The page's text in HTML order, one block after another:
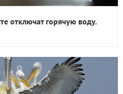
отключат горячую воду.